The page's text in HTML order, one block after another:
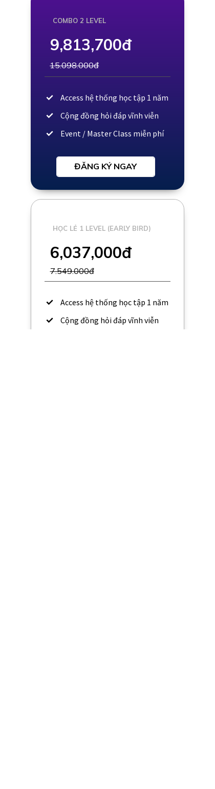
6,037,000đ
HỌC LẺ 1 LEVEL (EARLY BIRD)
Access hệ thống học tập 1 năm
Cộng đồng hỏi đáp vĩnh viễn
7.549.000đ
15.098.000đ
ĐĂNG KÝ NGAY
9,813,700đ
COMBO 2 LEVEL
Access hệ thống học tập 1 năm
Cộng đồng hỏi đáp vĩnh viễn
Event / Master Class miễn phí